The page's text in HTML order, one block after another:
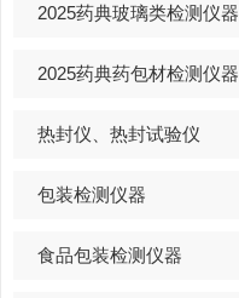
2025药典玻璃类检测仪器
2025药典药包材检测仪器
热封仪、热封试验仪
包装检测仪器
食品包装检测仪器